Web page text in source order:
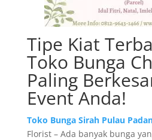
Tipe Kiat
Toko Bunga
Paling
Event Anda!
Toko Bunga Sirah Pulau
Florist – Ada banyak bunga